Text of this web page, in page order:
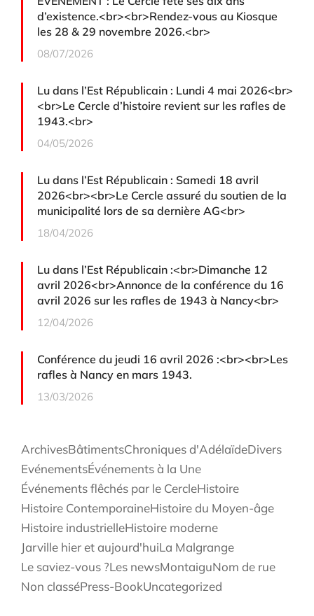
d’existence.<br><br>Rendez-vous au Kiosque
les 28 & 29 novembre 2026.<br>
08/07/2026
Lu dans l’Est Républicain : Lundi 4 mai 2026<br>
<br>Le Cercle d’histoire revient sur les rafles de
1943.<br>
04/05/2026
Lu dans l’Est Républicain : Samedi 18 avril
2026<br><br>Le Cercle assuré du soutien de la
municipalité lors de sa dernière AG<br>
18/04/2026
Lu dans l’Est Républicain :<br>Dimanche 12
avril 2026<br>Annonce de la conférence du 16
avril 2026 sur les rafles de 1943 à Nancy<br>
12/04/2026
Conférence du jeudi 16 avril 2026 :<br><br>Les
rafles à Nancy en mars 1943.
13/03/2026
ArchivesBâtimentsChroniques d'AdélaïdeDivers
EvénementsÉvénements à la Une
Événements flêchés par le CercleHistoire
Histoire ContemporaineHistoire du Moyen-âge
Histoire industrielleHistoire moderne
Jarville hier et aujourd'huiLa Malgrange
Le saviez-vous ?Les newsMontaiguNom de rue
Non classéPress-BookUncategorized